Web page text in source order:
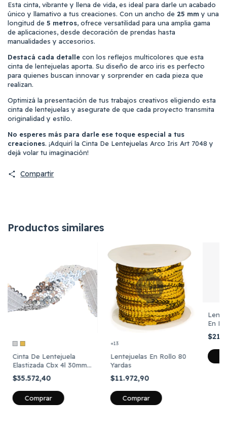
Esta cinta, vibrante y llena de vida, es ideal para darle un acabado
único y llamativo a tus creaciones. Con un ancho de 25 mmy una
longitud de 5 metros, ofrece versatilidad para una amplia gama
de aplicaciones, desde decoración de prendas hasta
manualidades y accesorios.
Destacá cada detalle con los reflejos multicolores que esta
cinta de lentejuelas aporta. Su diseño de arco iris es perfecto
para quienes buscan innovar y sorprender en cada pieza que
realizan.
Optimizá la presentación de tus trabajos creativos eligiendo esta
cinta de lentejuelas y asegurate de que cada proyecto transmita
originalidad y estilo.
No esperes más para darle ese toque especial a tus
creaciones. ¡Adquirí la Cinta De Lentejuelas Arco Iris Art 7048 y
dejá volar tu imaginación!
Compartir
Productos similares
Cinta De Lentejuela
Elastizada Cbx 4l 30mm
X 15 Yardas
$35.572,40
Comprar
+13
Lentejuelas En Rollo 80
Yardas
$11.972,90
Comprar
En